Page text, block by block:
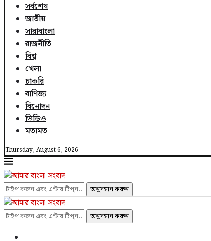
সর্বশেষ
জাতীয়
সারাবাংলা
রাজনীতি
বিশ্ব
খেলা
চাকরি
বাণিজ্য
বিনোদন
ভিডিও
মতামত
Thursday, August 6, 2026
অনুসন্ধান করুন
অনুসন্ধান করুন